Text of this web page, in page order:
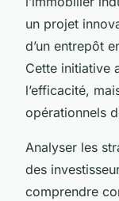
un projet
d’un entrepôt
Cette initiative
l’efficacité,
opérationnels
Analyser les
des
comprendre